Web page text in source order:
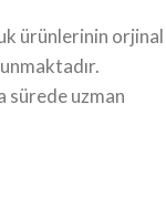
ürünlerinin orjinal
sürede uzman